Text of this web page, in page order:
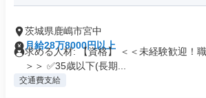
茨城県鹿嶋市宮中
月給28万8000円以上
求める人材: 【資格】 ＜＜未経験歓迎！
＞＞ ✅35歳以下(長期...
交通費支給